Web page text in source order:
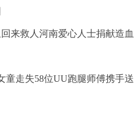
来救人河南爱心人士捐献造血
童走失58位UU跑腿师傅携手送